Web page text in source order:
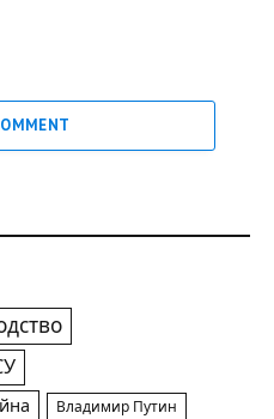
Владимир Путин